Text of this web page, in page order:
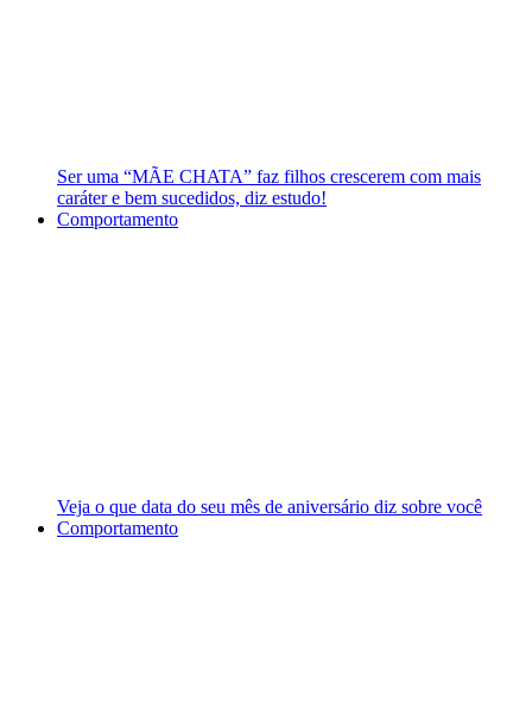
Ser uma “MÃE CHATA” faz filhos crescerem com mais
caráter e bem sucedidos, diz estudo!
Comportamento
Veja o que data do seu mês de aniversário diz sobre você
Comportamento